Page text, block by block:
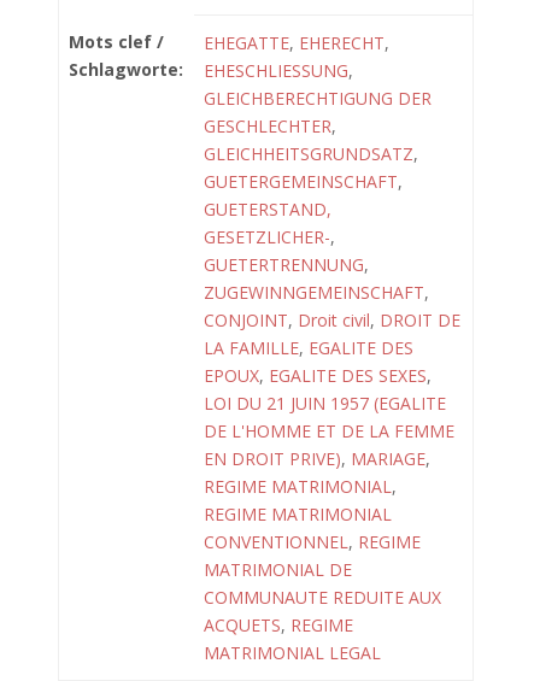
Mots clef /
Schlagworte:
EHEGATTE, EHERECHT,
EHESCHLIESSUNG,
GLEICHBERECHTIGUNG DER
GESCHLECHTER,
GLEICHHEITSGRUNDSATZ,
GUETERGEMEINSCHAFT,
GUETERSTAND,
GESETZLICHER-,
GUETERTRENNUNG,
ZUGEWINNGEMEINSCHAFT,
CONJOINT, Droit civil, DROIT DE
LA FAMILLE, EGALITE DES
EPOUX, EGALITE DES SEXES,
LOI DU 21 JUIN 1957 (EGALITE
DE L'HOMME ET DE LA FEMME
EN DROIT PRIVE), MARIAGE,
REGIME MATRIMONIAL,
REGIME MATRIMONIAL
CONVENTIONNEL, REGIME
MATRIMONIAL DE
COMMUNAUTE REDUITE AUX
ACQUETS, REGIME
MATRIMONIAL LEGAL